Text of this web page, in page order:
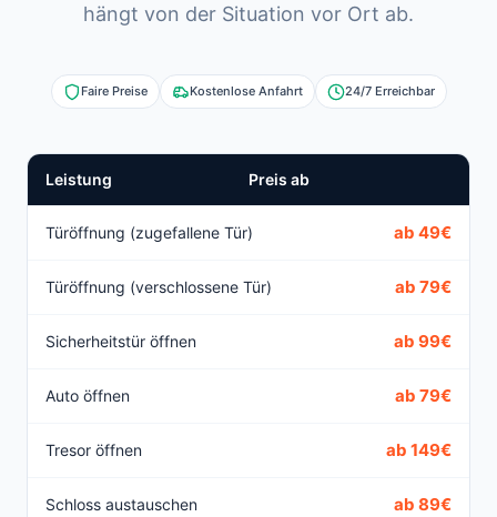
hängt von der Situation vor Ort ab.
Faire Preise Kostenlose Anfahrt 24/7 Erreichbar
Leistung Preis ab
Türöffnung (zugefallene Tür) ab 49€
Türöffnung (verschlossene Tür) ab 79€
Sicherheitstür öffnen ab 99€
Auto öffnen ab 79€
Tresor öffnen ab 149€
Schloss austauschen ab 89€